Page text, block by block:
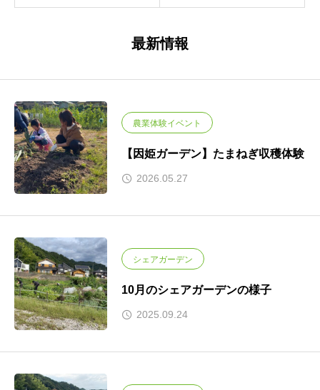
最新情報
農業体験イベント
【因姫ガーデン】たまねぎ収穫体験
2026.05.27
シェアガーデン
10月のシェアガーデンの様子
2025.09.24